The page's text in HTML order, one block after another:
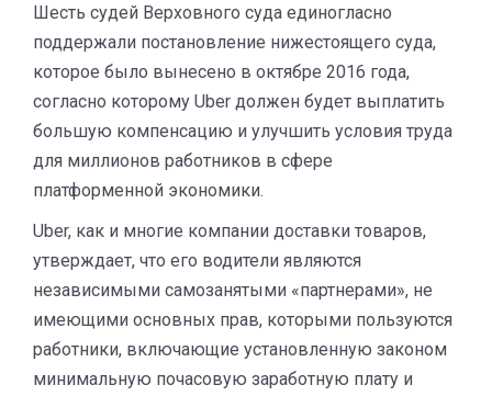
Шесть судей Верховного суда единогласно
поддержали постановление нижестоящего суда,
которое было вынесено в октябре 2016 года,
согласно которому Uber должен будет выплатить
большую компенсацию и улучшить условия труда
для миллионов работников в сфере
платформенной экономики.
Uber, как и многие компании доставки товаров,
утверждает, что его водители являются
независимыми самозанятыми «партнерами», не
имеющими основных прав, которыми пользуются
работники, включающие установленную законом
минимальную почасовую заработную плату и